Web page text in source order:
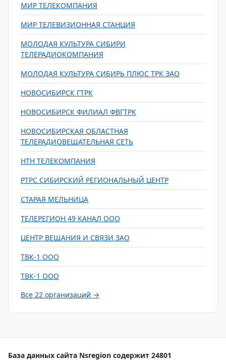
МИР ТЕЛЕКОМПАНИЯ
МИР ТЕЛЕВИЗИОННАЯ СТАНЦИЯ
МОЛОДАЯ КУЛЬТУРА СИБИРИ
ТЕЛЕРАДИОКОМПАНИЯ
МОЛОДАЯ КУЛЬТУРА СИБИРЬ ПЛЮС ТРК ЗАО
НОВОСИБИРСК ГТРК
НОВОСИБИРСК ФИЛИАЛ ФВГТРК
НОВОСИБИРСКАЯ ОБЛАСТНАЯ
ТЕЛЕРАДИОВЕЩАТЕЛЬНАЯ СЕТЬ
НТН ТЕЛЕКОМПАНИЯ
РТРС СИБИРСКИЙ РЕГИОНАЛЬНЫЙ ЦЕНТР
СТАРАЯ МЕЛЬНИЦА
ТЕЛЕРЕГИОН 49 КАНАЛ ООО
ЦЕНТР ВЕЩАНИЯ И СВЯЗИ ЗАО
ТВК-1 ООО
ТВК-1 ООО
Все 22 организаций →
База данных сайта Nsregion содержит 24801